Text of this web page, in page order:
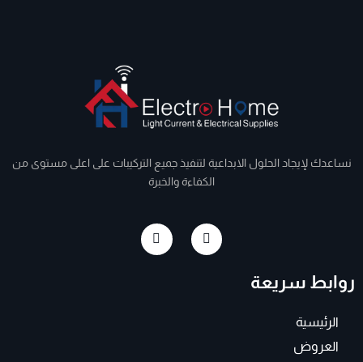
نساعدك لإيجاد الحلول الابداعية لتنفيذ جميع التركيبات على اعلى مستوى من
الكفاءة والخبرة
F
a
c
I
n
s
روابط سريعة
الرئيسية
العروض